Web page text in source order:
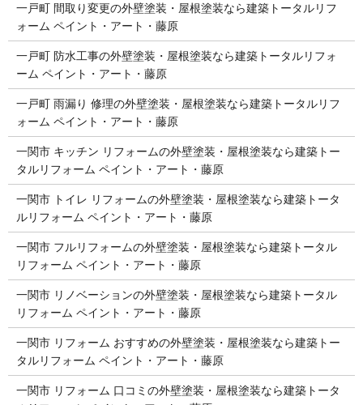
一戸町 間取り変更の外壁塗装・屋根塗装なら建築トータルリフ
ォーム ペイント・アート・藤原
一戸町 防水工事の外壁塗装・屋根塗装なら建築トータルリフォ
ーム ペイント・アート・藤原
一戸町 雨漏り 修理の外壁塗装・屋根塗装なら建築トータルリフ
ォーム ペイント・アート・藤原
一関市 キッチン リフォームの外壁塗装・屋根塗装なら建築トー
タルリフォーム ペイント・アート・藤原
一関市 トイレ リフォームの外壁塗装・屋根塗装なら建築トータ
ルリフォーム ペイント・アート・藤原
一関市 フルリフォームの外壁塗装・屋根塗装なら建築トータル
リフォーム ペイント・アート・藤原
一関市 リノベーションの外壁塗装・屋根塗装なら建築トータル
リフォーム ペイント・アート・藤原
一関市 リフォーム おすすめの外壁塗装・屋根塗装なら建築トー
タルリフォーム ペイント・アート・藤原
一関市 リフォーム 口コミの外壁塗装・屋根塗装なら建築トータ